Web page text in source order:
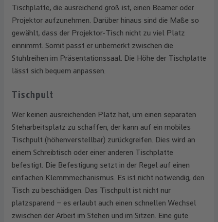
Tischplatte, die ausreichend groß ist, einen Beamer oder
Projektor aufzunehmen. Darüber hinaus sind die Maße so
gewählt, dass der Projektor-Tisch nicht zu viel Platz
einnimmt. Somit passt er unbemerkt zwischen die
Stuhlreihen im Präsentationssaal. Die Höhe der Tischplatte
lässt sich bequem anpassen.
Tischpult
Wer keinen ausreichenden Platz hat, um einen separaten
Steharbeitsplatz zu schaffen, der kann auf ein mobiles
Tischpult (höhenverstellbar) zurückgreifen. Dies wird an
einem Schreibtisch oder einer anderen Tischplatte
befestigt. Die Befestigung setzt in der Regel auf einen
einfachen Klemmmechanismus. Es ist nicht notwendig, den
Tisch zu beschädigen. Das Tischpult ist nicht nur
platzsparend – es erlaubt auch einen schnellen Wechsel
zwischen der Arbeit im Stehen und im Sitzen. Eine gute